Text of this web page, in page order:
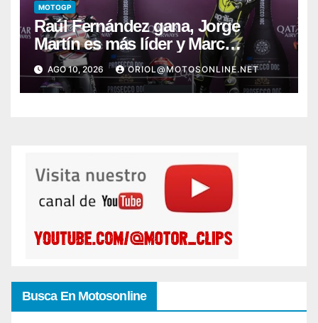
MOTOGP
Raúl Fernández gana, Jorge
Martín es más líder y Marc
Márquez sufre
AGO 10, 2026 ORIOL@MOTOSONLINE.NET
Busca En Motosonline